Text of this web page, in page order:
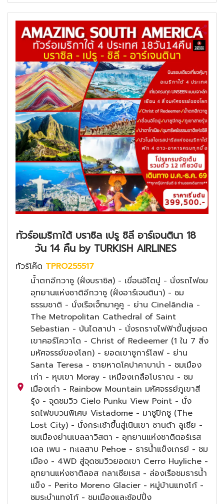
ทัวร์อเมริกาใต้ บราซิล เปรู ชิลี อาร์เจนตินา 18
วัน 14 คืน by TURKISH AIRLINES
ทัวร์โค๊ด TPRO255517
น้ำตกอีกวาซู (ฝั่งบราซิล) - เขื่อนอิไตปู - นั่งรถไฟชม
อุทยานแห่งชาติอีกวาซู (ฝั่งอาร์เจนตินา) - ชม
ธรรมชาติ - นั่งเรือเจ็ทมาคูคู - ย่าน Cinelândia -
The Metropolitan Cathedral of Saint
Sebastian - บันไดลาปา - นั่งรถรางไฟฟ้าขึ้นสู่ยอด
เขาคอร์โควาโด - Christ of Redeemer (1 ใน 7 สิ่ง
มหัศจรรย์ของโลก) - ยอดเขาชูการ์โลฟ - ย่าน
Santa Teresa - ชายหาดโคปาคาบาน่า - ชมเมือง
เก่า - หุบเขา Moray - เหมืองเกลือโบราณ - ชม
เมืองเก่า - Rainbow Mountain มหัศจรรย์ภูเขาสี
รุ้ง - จุดชมวิว Cielo Punku View Point - นั่ง
รถไฟขบวนพิเศษ Vistadome - มาชูปิกชู (The
Lost City) - นั่งกระเช้าขึ้นสู่เนินเขา ซานต้า ลูเชีย -
ชมเมืองย่านเบลลาวิสตา - อุทยานแห่งชาติตอร์เรส
เดล เพน - ทะเลสาบ Pehoe - ธารน้ำแข็งเกรย์ - ชม
เมือง - 4WD สู่จุดชมวิวยอดเขา Cerro Huyliche -
อุทยานแห่งชาติลอส กลาเซียเรส - ล่องเรือชมธารน้ำ
แข็ง - Perito Moreno Glacier - หมู่บ้านแทงโก้ -
ชมระบำแทงโก้ - ชมเมืองและช้อปปิ้ง